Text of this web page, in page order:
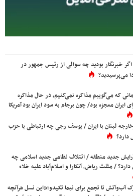
خبرنگار بودید چه سوالی از رئیس جمهور در
می‌پرسیدید؟
که می‌گوییم مذاکره نمی‌کنیم، در حال مذاکره
ایران معجزه بود/ چون برجام به سود ایران بود آمریکا
لبنان با ایران / یوسف رجی چه ارتباطی با حزب
دارد؟
جدید منطقه / ائتلاف نظامی جدید اسلامی چه
دارد؟ / مثلث ریاض، آنکارا و اسلام‌آباد علیه خلاء
آب‌وآتش تا تجمع برای نیما تکیدو؛«این نسل هرآنچه